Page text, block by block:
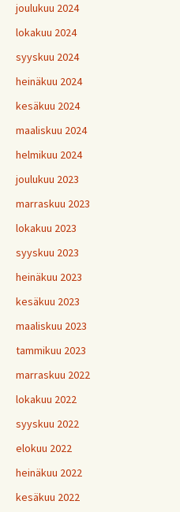
joulukuu 2024
lokakuu 2024
syyskuu 2024
heinäkuu 2024
kesäkuu 2024
maaliskuu 2024
helmikuu 2024
joulukuu 2023
marraskuu 2023
lokakuu 2023
syyskuu 2023
heinäkuu 2023
kesäkuu 2023
maaliskuu 2023
tammikuu 2023
marraskuu 2022
lokakuu 2022
syyskuu 2022
elokuu 2022
heinäkuu 2022
kesäkuu 2022